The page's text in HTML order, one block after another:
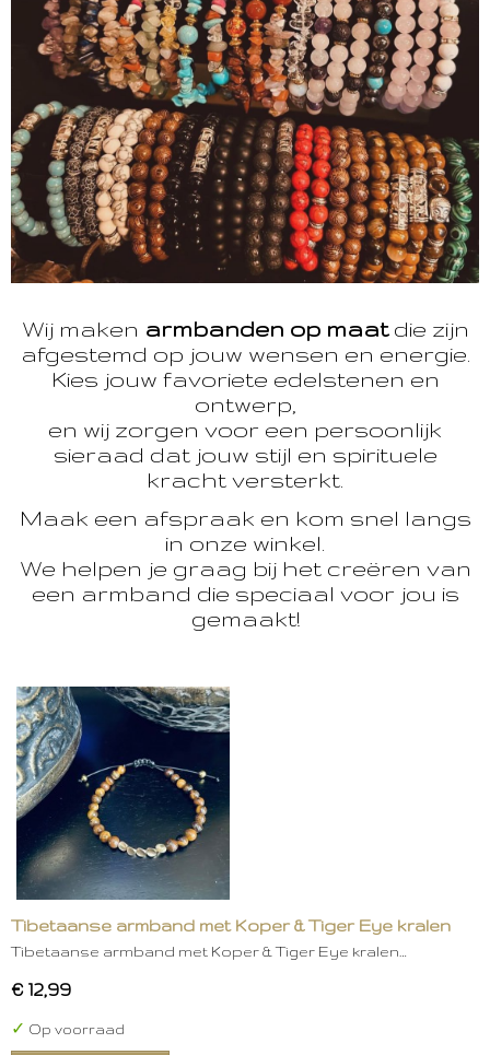
Wij maken armbanden op maatdie zijn
afgestemd op jouw wensen en energie.
Kies jouw favoriete edelstenen en
ontwerp,
en wij zorgen voor een persoonlijk
sieraad dat jouw stijl en spirituele
kracht versterkt.
Maak een afspraak en kom snel langs
in onze winkel.
We helpen je graag bij het creëren van
een armband die speciaal voor jou is
gemaakt!
Tibetaanse armband met Koper & Tiger Eye kralen
Tibetaanse armband met Koper & Tiger Eye kralen…
€ 12,99
✓ Op voorraad